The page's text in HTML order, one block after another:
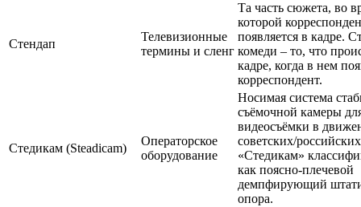
Стендап
Телевизионные
термины и сленг
Та часть сюжета, во
которой
появляется в кадре.
комеди – то, что
кадре, когда в нем
корреспондент.
Стедикам (Steadicam)
Операторское
оборудование
Носимая система
съёмочной камеры
видеосъёмки в
советских/
«Стедикам»
как поясно-плечевой
демпфирующий
опора.